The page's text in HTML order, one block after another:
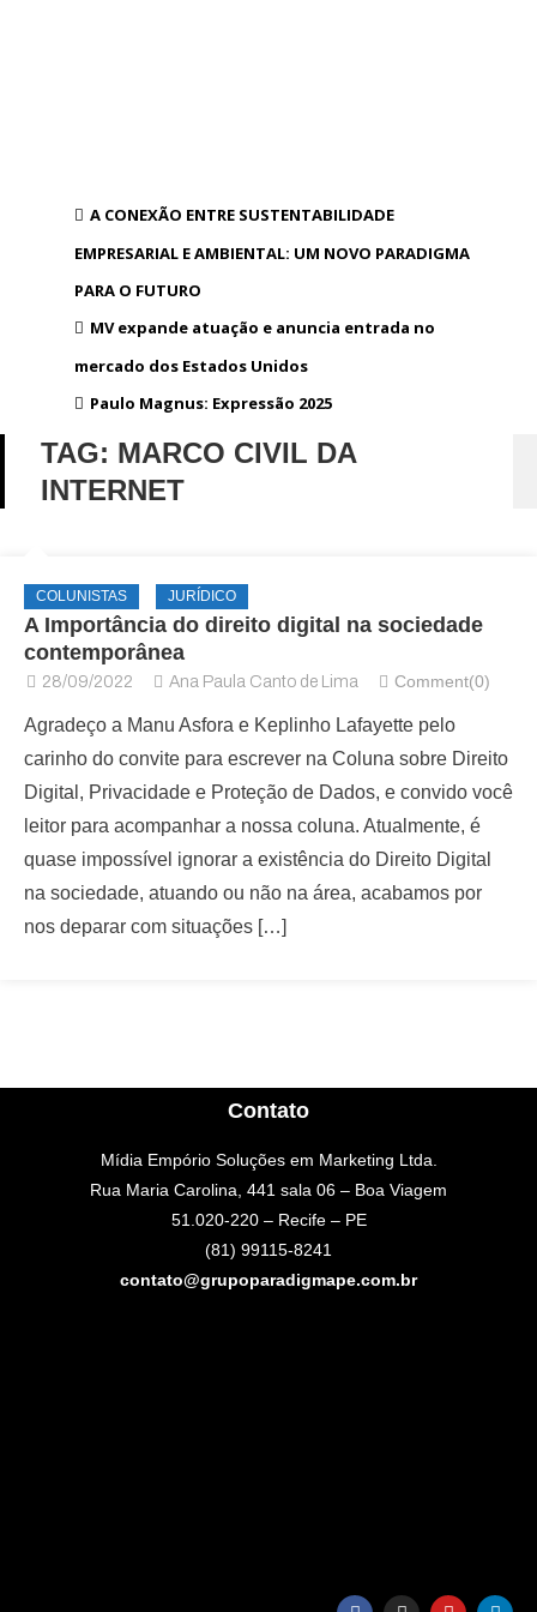
A CONEXÃO ENTRE SUSTENTABILIDADE
EMPRESARIAL E AMBIENTAL: UM NOVO PARADIGMA
PARA O FUTURO
MV expande atuação e anuncia entrada no
mercado dos Estados Unidos
Paulo Magnus: Expressão 2025
TAG: MARCO CIVIL DA
INTERNET
COLUNISTAS JURÍDICO
A Importância do direito digital na sociedade
contemporânea
28/09/2022 Ana Paula Canto de Lima Comment(0)
Agradeço a Manu Asfora e Keplinho Lafayette pelo
carinho do convite para escrever na Coluna sobre Direito
Digital, Privacidade e Proteção de Dados, e convido você
leitor para acompanhar a nossa coluna. Atualmente, é
quase impossível ignorar a existência do Direito Digital
na sociedade, atuando ou não na área, acabamos por
nos deparar com situações […]
Contato
Mídia Empório Soluções em Marketing Ltda.
Rua Maria Carolina, 441 sala 06 – Boa Viagem
51.020-220 – Recife – PE
(81) 99115-8241
contato@grupoparadigmape.com.br